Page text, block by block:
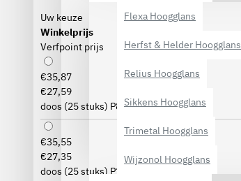
Flexa Hoogglans
Herfst & Helder Hoogglans
Relius Hoogglans
Sikkens Hoogglans
Trimetal Hoogglans
Wijzonol Hoogglans
Uw keuze
Winkelprijs
Verfpoint prijs
€35,87
€27,59
doos (25 stuks) P80(+€0,49)
€35,55
€27,35
doos (25 stuks) P120